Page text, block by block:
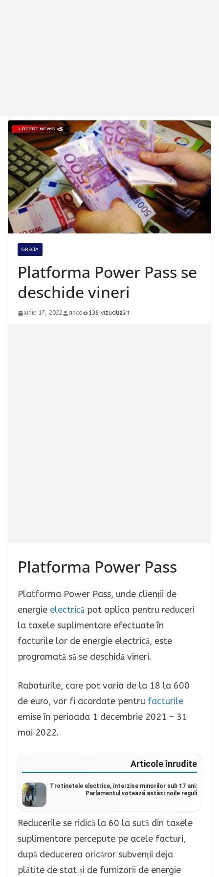
GRECIA
Platforma Power Pass se
deschide vineri
iunie 17, 2022 anca 136 vizualizări
Platforma Power Pass
Platforma Power Pass, unde clienții de
energie electrică pot aplica pentru reduceri
la taxele suplimentare efectuate în
facturile lor de energie electrică, este
programată să se deschidă vineri.
Rabaturile, care pot varia de la 18 la 600
de euro, vor fi acordate pentru facturile
emise în perioada 1 decembrie 2021 – 31
mai 2022.
Articole înrudite
Trotinetele electrice, interzise minorilor sub 17 ani:
Parlamentul votează astăzi noile reguli
Reducerile se ridică la 60 la sută din taxele
suplimentare percepute pe acele facturi,
după deducerea oricăror subvenții deja
plătite de stat și de furnizorii de energie